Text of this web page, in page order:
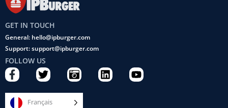
GET IN TOUCH
General: hello@ipburger.com
Support: support@ipburger.com
FOLLOW US
F
a
c
e
T
w
i
t
C
a
m
e
L
i
Y
o
Français